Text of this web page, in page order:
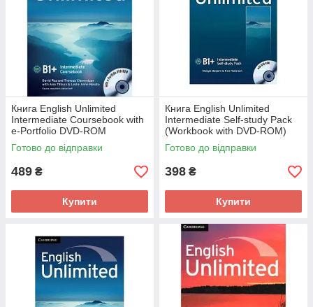
Книга English Unlimited
Intermediate Coursebook with
e-Portfolio DVD-ROM
(9780521739894) Cambridge
University Press
Готово до відправки
489 ₴
Купити
Книга English Unlimited
Intermediate Self-study Pack
(Workbook with DVD-ROM)
(9780521151825) Cambridge
University Press
Готово до відправки
398 ₴
Купити